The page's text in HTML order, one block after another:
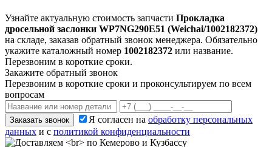
Узнайте актуальную стоимость запчасти Прокладка
дросельной заслонки WP7NG290E51 (Weichai/1002182372)
на складе, заказав обратный звонок менеджера. Обязательно
укажите каталожный номер 1002182372 или название.
Перезвоним в короткие сроки.
Закажите обратный звонок
Перезвоним в короткие сроки и проконсультируем по всем
вопросам
Заказать звонок Я согласен на обработку персональных
данных и с политикой конфиденциальности